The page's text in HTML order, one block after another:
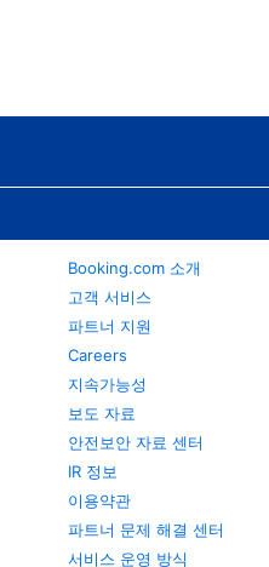
Booking.com 소개
고객 서비스
파트너 지원
Careers
지속가능성
보도 자료
안전보안 자료 센터
IR 정보
이용약관
파트너 문제 해결 센터
서비스 운영 방식